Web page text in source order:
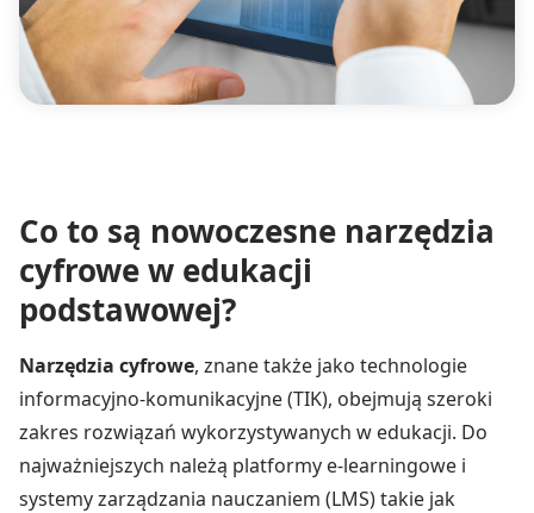
Co to są nowoczesne narzędzia
cyfrowe w edukacji
podstawowej?
Narzędzia cyfrowe, znane także jako technologie
informacyjno-komunikacyjne (TIK), obejmują szeroki
zakres rozwiązań wykorzystywanych w edukacji. Do
najważniejszych należą platformy e-learningowe i
systemy zarządzania nauczaniem (LMS) takie jak